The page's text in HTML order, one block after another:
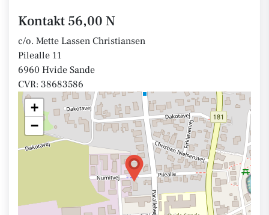
Kontakt 56,00 N
c/o. Mette Lassen Christiansen
Pilealle 11
6960 Hvide Sande
CVR: 38683586
+
−